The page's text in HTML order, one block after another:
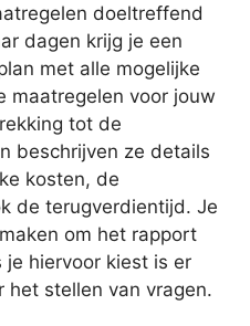
doeltreffend
dagen krijg je een
met alle mogelijke
maatregelen voor jouw
tot de
beschrijven ze details
kosten, de
de terugverdientijd. Je
om het rapport
je hiervoor kiest is er
het stellen van vragen.